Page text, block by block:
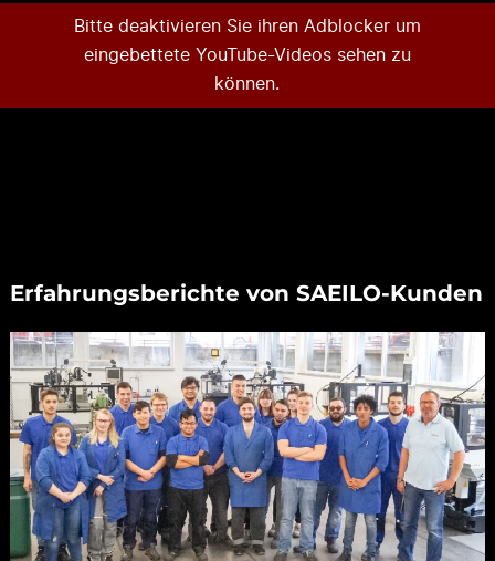
Bitte deaktivieren Sie ihren Adblocker um
eingebettete YouTube-Videos sehen zu
können.
Erfahrungsberichte von SAEILO-Kunden